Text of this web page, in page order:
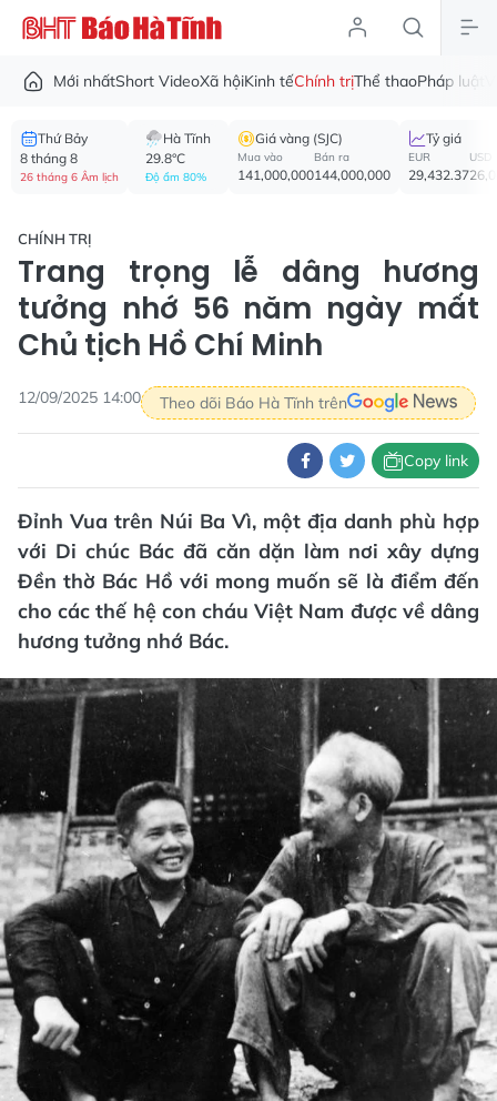
Mới nhấtShort VideoXã hộiKinh tếChính trịThể thaoPháp luật
Thứ Bảy
8 tháng 8
26 tháng 6 Âm lịch
Hà Tĩnh
29.8°C
Độ ẩm 80%
Giá vàng (SJC)
Mua vào
141,000,000
Bán ra
144,000,000
Tỷ giá
EUR
29,432.37
USD
CHÍNH TRỊ
Trang trọng lễ dâng hương
tưởng nhớ 56 năm ngày mất
Chủ tịch Hồ Chí Minh
12/09/2025 14:00 Theo dõi Báo Hà Tĩnh trên
Copy link
Đỉnh Vua trên Núi Ba Vì, một địa danh phù hợp
với Di chúc Bác đã căn dặn làm nơi xây dựng
Đền thờ Bác Hồ với mong muốn sẽ là điểm đến
cho các thế hệ con cháu Việt Nam được về dâng
hương tưởng nhớ Bác.